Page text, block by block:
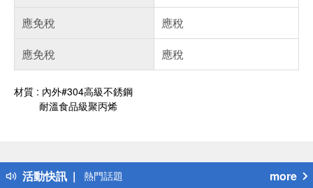
應免稅
應稅
應免稅
應稅
材質 : 內外#304高級不銹鋼
耐溫食品級聚丙烯
活動快訊
得獎公告
熱門話題
more